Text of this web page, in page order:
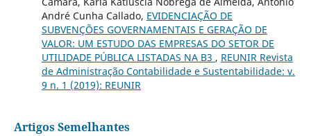
André Cunha Callado, EVIDENCIAÇÃO DE
SUBVENÇÕES GOVERNAMENTAIS E GERAÇÃO DE
VALOR: UM ESTUDO DAS EMPRESAS DO SETOR DE
UTILIDADE PÚBLICA LISTADAS NA B3 , REUNIR Revista
de Administração Contabilidade e Sustentabilidade: v.
9 n. 1 (2019): REUNIR
Artigos Semelhantes